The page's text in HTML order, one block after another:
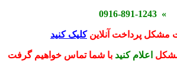
» 0916-891-1243
مشکل پرداخت آنلاینکلیک کنید
اعلام کنید با شما تماس خواهیم گرفت